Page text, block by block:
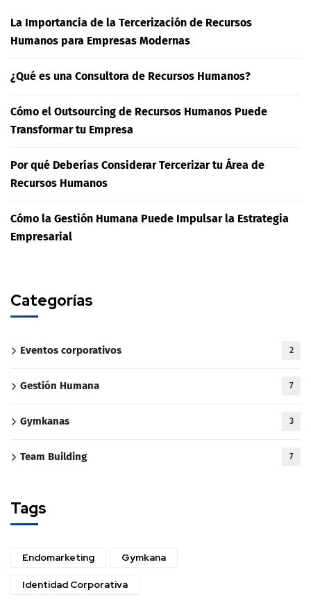
La Importancia de la Tercerización de Recursos
Humanos para Empresas Modernas
¿Qué es una Consultora de Recursos Humanos?
Cómo el Outsourcing de Recursos Humanos Puede
Transformar tu Empresa
Por qué Deberías Considerar Tercerizar tu Área de
Recursos Humanos
Cómo la Gestión Humana Puede Impulsar la Estrategia
Empresarial
Categorías
Eventos corporativos 2
Gestión Humana 7
Gymkanas 3
Team Building 7
Tags
Endomarketing Gymkana
Identidad Corporativa